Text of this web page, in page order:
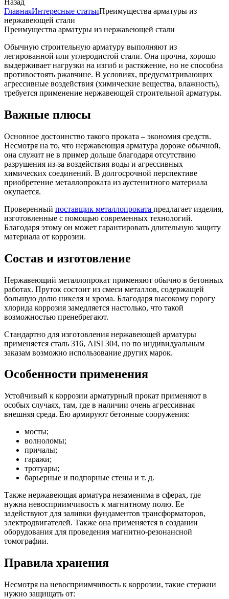
ГлавнаяИнтересные статьиПреимущества арматуры из
нержавеющей стали
Преимущества арматуры из нержавеющей стали
Обычную строительную арматуру выполняют из
легированной или углеродистой стали. Она прочна, хорошо
выдерживает нагрузки на изгиб и растяжение, но не способна
противостоять ржавчине. В условиях, предусматривающих
агрессивные воздействия (химические вещества, влажность),
требуется применение нержавеющей строительной арматуры.
Важные плюсы
Основное достоинство такого проката – экономия средств.
Несмотря на то, что нержавеющая арматура дороже обычной,
она служит не в пример дольше благодаря отсутствию
разрушения из-за воздействия воды и агрессивных
химических соединений. В долгосрочной перспективе
приобретение металлопроката из аустенитного материала
окупается.
Проверенный поставщик металлопроката предлагает изделия,
изготовленные с помощью современных технологий.
Благодаря этому он может гарантировать длительную защиту
материала от коррозии.
Состав и изготовление
Нержавеющий металлопрокат применяют обычно в бетонных
работах. Пруток состоит из смеси металлов, содержащей
большую долю никеля и хрома. Благодаря высокому порогу
хлорида коррозия замедляется настолько, что такой
возможностью пренебрегают.
Стандартно для изготовления нержавеющей арматуры
применяется сталь 316, AISI 304, но по индивидуальным
заказам возможно использование других марок.
Особенности применения
Устойчивый к коррозии арматурный прокат применяют в
особых случаях, там, где в наличии очень агрессивная
внешняя среда. Ею армируют бетонные сооружения:
мосты;
волноломы;
причалы;
гаражи;
тротуары;
барьерные и подпорные стены и т. д.
Также нержавеющая арматура незаменима в сферах, где
нужна невосприимчивость к магнитному полю. Ее
задействуют для заливки фундаментов трансформаторов,
электродвигателей. Также она применяется в создании
оборудования для проведения магнитно-резонансной
томографии.
Правила хранения
Несмотря на невосприимчивость к коррозии, такие стержни
нужно защищать от: